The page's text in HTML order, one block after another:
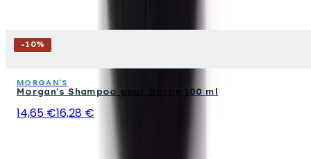
-10%
MORGAN'S
Morgan's Shampoo pour Barbe 100 ml
14,65 €16,28 €